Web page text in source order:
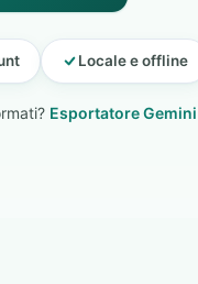
Locale e offline
Esportatore